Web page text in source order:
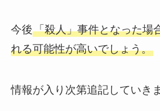
今後「殺人」事件となった場
れる可能性が高いでしょう。
情報が入り次第追記していき